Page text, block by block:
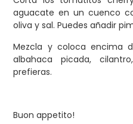
aguacate en un cuenco
oliva y sal. Puedes añadir
Mezcla y coloca encima
albahaca picada,
prefieras.
Buon appetito!